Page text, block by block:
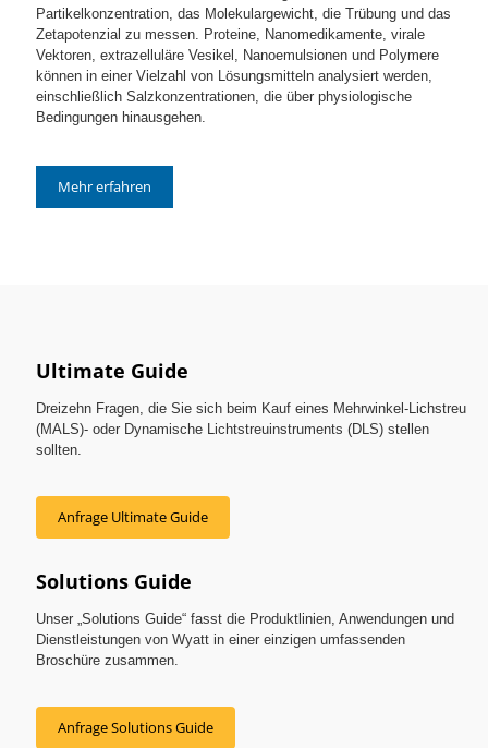
Partikelkonzentration, das Molekulargewicht, die Trübung und das
Zetapotenzial zu messen. Proteine, Nanomedikamente, virale
Vektoren, extrazelluläre Vesikel, Nanoemulsionen und Polymere
können in einer Vielzahl von Lösungsmitteln analysiert werden,
einschließlich Salzkonzentrationen, die über physiologische
Bedingungen hinausgehen.
Mehr erfahren
Ultimate Guide
Dreizehn Fragen, die Sie sich beim Kauf eines Mehrwinkel-Lichstreu
(MALS)- oder Dynamische Lichtstreuinstruments (DLS) stellen
sollten.
Anfrage Ultimate Guide
Solutions Guide
Unser „Solutions Guide“ fasst die Produktlinien, Anwendungen und
Dienstleistungen von Wyatt in einer einzigen umfassenden
Broschüre zusammen.
Anfrage Solutions Guide